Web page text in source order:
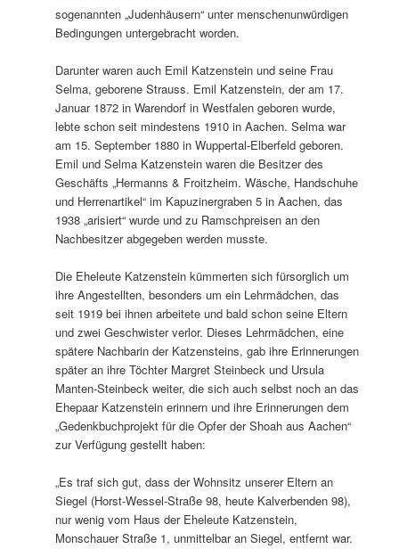
sogenannten „Judenhäusern“ unter menschenunwürdigen
Bedingungen untergebracht worden.
Darunter waren auch Emil Katzenstein und seine Frau
Selma, geborene Strauss. Emil Katzenstein, der am 17.
Januar 1872 in Warendorf in Westfalen geboren wurde,
lebte schon seit mindestens 1910 in Aachen. Selma war
am 15. September 1880 in Wuppertal-Elberfeld geboren.
Emil und Selma Katzenstein waren die Besitzer des
Geschäfts „Hermanns & Froitzheim. Wäsche, Handschuhe
und Herrenartikel“ im Kapuzinergraben 5 in Aachen, das
1938 „arisiert“ wurde und zu Ramschpreisen an den
Nachbesitzer abgegeben werden musste.
Die Eheleute Katzenstein kümmerten sich fürsorglich um
ihre Angestellten, besonders um ein Lehrmädchen, das
seit 1919 bei ihnen arbeitete und bald schon seine Eltern
und zwei Geschwister verlor. Dieses Lehrmädchen, eine
spätere Nachbarin der Katzensteins, gab ihre Erinnerungen
später an ihre Töchter Margret Steinbeck und Ursula
Manten-Steinbeck weiter, die sich auch selbst noch an das
Ehepaar Katzenstein erinnern und ihre Erinnerungen dem
„Gedenkbuchprojekt für die Opfer der Shoah aus Aachen“
zur Verfügung gestellt haben:
„Es traf sich gut, dass der Wohnsitz unserer Eltern an
Siegel (Horst-Wessel-Straße 98, heute Kalverbenden 98),
nur wenig vom Haus der Eheleute Katzenstein,
Monschauer Straße 1, unmittelbar an Siegel, entfernt war.